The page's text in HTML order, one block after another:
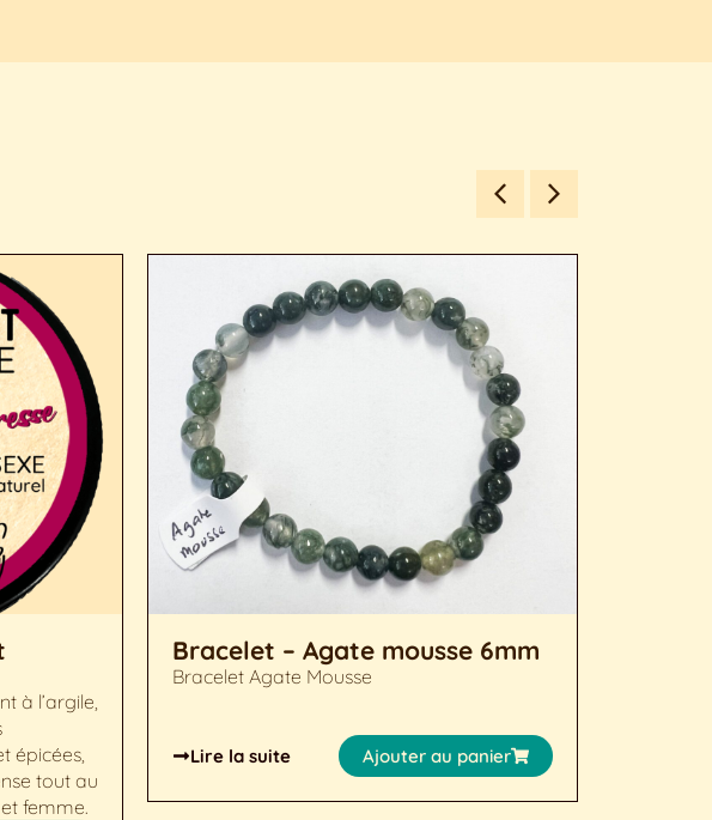
à l’argile,
épicées,
tout au
femme.
Bracelet – Agate mousse 6mm
Bracelet Agate Mousse
Lire la suite Ajouter au panier